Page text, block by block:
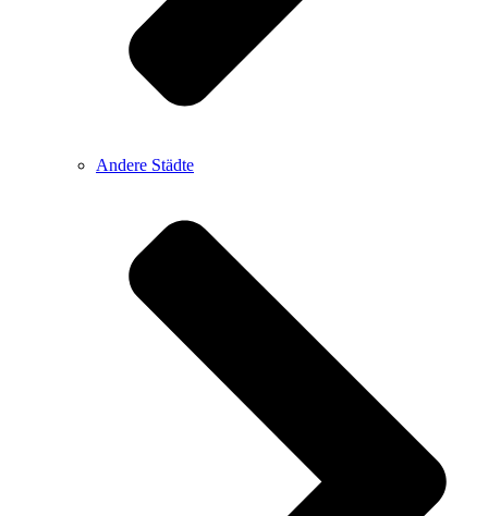
Andere Städte